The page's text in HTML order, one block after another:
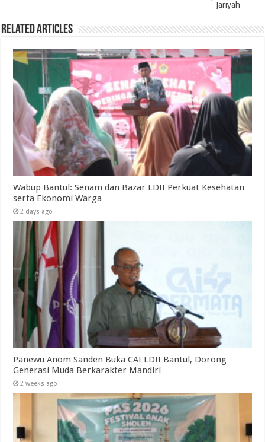
Jariyah
Related Articles
Wabup Bantul: Senam dan Bazar LDII Perkuat Kesehatan
serta Ekonomi Warga
2 days ago
Panewu Anom Sanden Buka CAI LDII Bantul, Dorong
Generasi Muda Berkarakter Mandiri
2 weeks ago